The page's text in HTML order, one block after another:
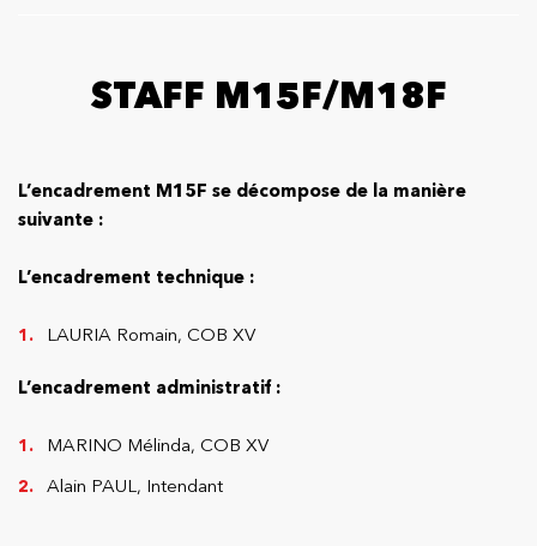
STAFF M15F/M18F
L’encadrement M15F se décompose de la manière
suivante :
L’encadrement technique :
LAURIA Romain, COB XV
L’encadrement administratif :
MARINO Mélinda, COB XV
Alain PAUL, Intendant